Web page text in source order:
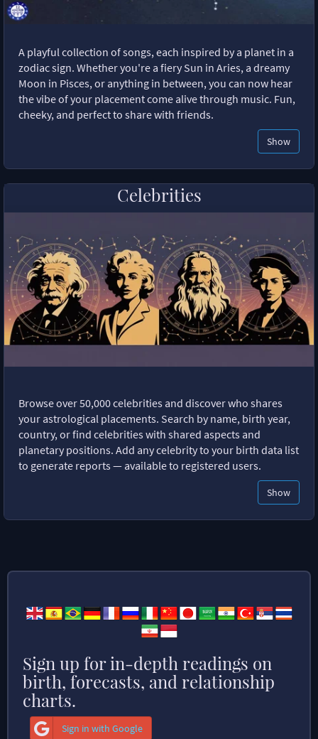
A playful collection of songs, each inspired by a planet in a
zodiac sign. Whether you're a fiery Sun in Aries, a dreamy
Moon in Pisces, or anything in between, you can now hear
the vibe of your placement come alive through music. Fun,
cheeky, and perfect to share with friends.
Show
Celebrities
Browse over 50,000 celebrities and discover who shares
your astrological placements. Search by name, birth year,
country, or find celebrities with shared aspects and
planetary positions. Add any celebrity to your birth data list
to generate reports — available to registered users.
Show
Sign up for in-depth readings on
birth, forecasts, and relationship
charts.
Sign in with Google